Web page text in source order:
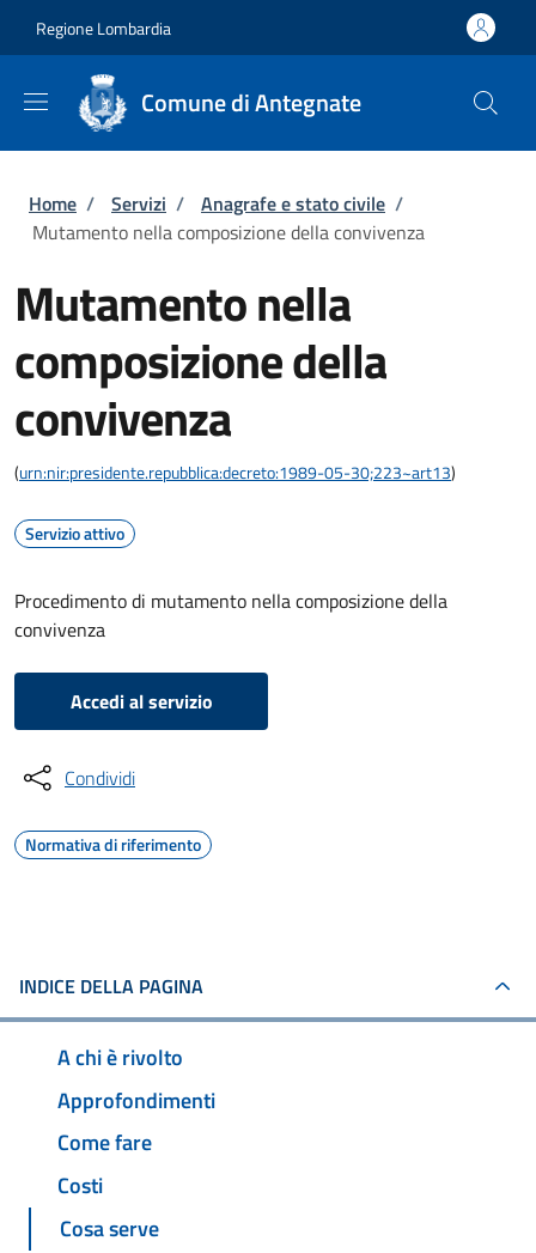
Regione Lombardia
Comune di Antegnate
Briciole di pane
Home / Servizi / Anagrafe e stato civile /
Mutamento nella composizione della convivenza
Mutamento nella
composizione della
convivenza
(urn:nir:presidente.repubblica:decreto:1989-05-30;223~art13)
Servizio attivo
Procedimento di mutamento nella composizione della
convivenza
Accedi al servizio
Condividi
Normativa di riferimento
INDICE DELLA PAGINA
A chi è rivolto
Approfondimenti
Come fare
Costi
Cosa serve